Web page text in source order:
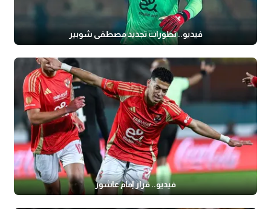
فيديو.. تطورات تجديد مصطفى شوبير
فيديو.. قرار إمام عاشور